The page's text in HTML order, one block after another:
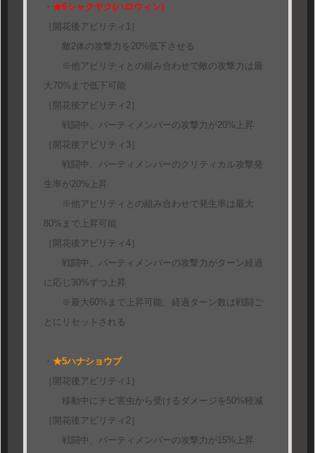
・ ★6シャクヤク(ハロウィン)
［開花後アビリティ1］
敵2体の攻撃力を20%低下させる
※他アビリティとの組み合わせで敵の攻撃力は最
大70%まで低下可能
［開花後アビリティ2］
戦闘中、パーティメンバーの攻撃力が20%上昇
［開花後アビリティ3］
戦闘中、パーティメンバーのクリティカル攻撃発
生率が20%上昇
※他アビリティとの組み合わせで発生率は最大
80%まで上昇可能
［開花後アビリティ4］
戦闘中、パーティメンバーの攻撃力がターン経過
に応じ30%ずつ上昇
※最大60%まで上昇可能、経過ターン数は戦闘ご
とにリセットされる
・ ★5ハナショウブ
［開花後アビリティ1］
移動中にチビ害虫から受けるダメージを50%軽減
［開花後アビリティ2］
戦闘中、パーティメンバーの攻撃力が15%上昇